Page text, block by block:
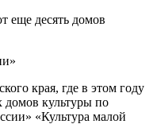
края, где в этом году
домов культуры по
«Культура малой